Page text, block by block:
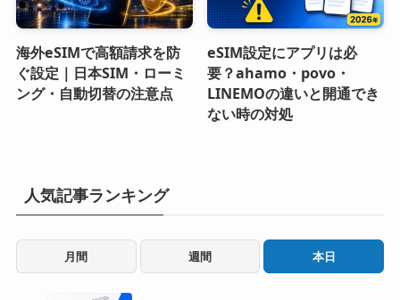
海外eSIMで高額請求を防
ぐ設定｜日本SIM・ローミ
ング・自動切替の注意点
eSIM設定にアプリは必
要？ahamo・povo・
LINEMOの違いと開通でき
ない時の対処
人気記事ランキング
月間 週間 本日